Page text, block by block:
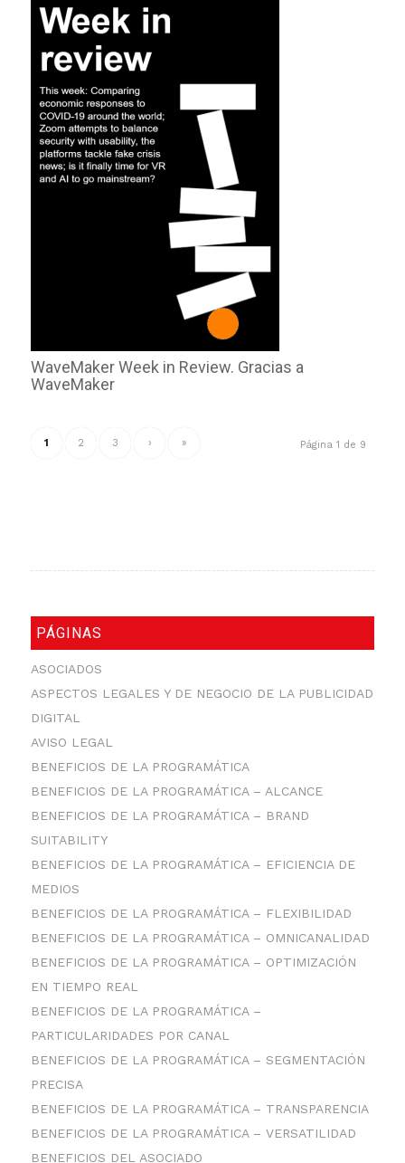
WaveMaker Week in Review. Gracias a
WaveMaker
Página 1 de 9
1 2 3 › »
PÁGINAS
ASOCIADOS
ASPECTOS LEGALES Y DE NEGOCIO DE LA PUBLICIDAD
DIGITAL
AVISO LEGAL
BENEFICIOS DE LA PROGRAMÁTICA
BENEFICIOS DE LA PROGRAMÁTICA – ALCANCE
BENEFICIOS DE LA PROGRAMÁTICA – BRAND
SUITABILITY
BENEFICIOS DE LA PROGRAMÁTICA – EFICIENCIA DE
MEDIOS
BENEFICIOS DE LA PROGRAMÁTICA – FLEXIBILIDAD
BENEFICIOS DE LA PROGRAMÁTICA – OMNICANALIDAD
BENEFICIOS DE LA PROGRAMÁTICA – OPTIMIZACIÓN
EN TIEMPO REAL
BENEFICIOS DE LA PROGRAMÁTICA –
PARTICULARIDADES POR CANAL
BENEFICIOS DE LA PROGRAMÁTICA – SEGMENTACIÓN
PRECISA
BENEFICIOS DE LA PROGRAMÁTICA – TRANSPARENCIA
BENEFICIOS DE LA PROGRAMÁTICA – VERSATILIDAD
BENEFICIOS DEL ASOCIADO